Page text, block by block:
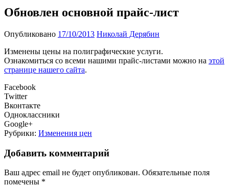
Обновлен основной прайс-лист
Опубликовано 17/10/2013 Николай Дерябин
Изменены цены на полиграфические услуги.
Ознакомиться со всеми нашими прайс-листами можно на этой
странице нашего сайта.
Facebook
Twitter
Вконтакте
Одноклассники
Google+
Рубрики: Изменения цен
Добавить комментарий
Ваш адрес email не будет опубликован. Обязательные поля
помечены *